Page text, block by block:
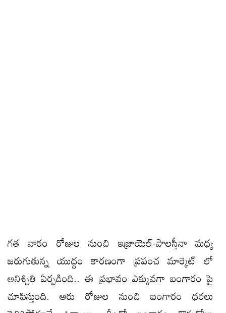
గత వారం రోజుల నుంచి ఇజ్రాయెల్-పాలస్తీనా మధ్య
జరుగుతున్న యుద్దం కారణంగా ప్రపంచ మార్కెట్ లో
అనిశ్చితి ఏర్పడింది.. ఈ ప్రభావం ఎక్కువగా బంగారం పై
చూపిస్తుంది. ఆరు రోజుల నుంచి బంగారం ధరలు